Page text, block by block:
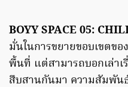
BOYY SPACE 05:
มั่นในการขยายขอบเขตขอ
พื้นที่ แต่สามารถบอกเล่าเ
สืบสานกันมา ความสัมพัน